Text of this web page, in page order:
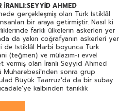
İRANLI:SEYYİD AHMED
gerçekleşmiş olan Türk İstiklâl
bir araya getirmiştir. Nasıl ki
farklı ülkelerin askerleri yer
da yakın coğrafyanın askerleri yer
de İstiklâl Harbi boyunca Türk
(teğmen) ve mülazım-ı evvel
vermiş olan İranlı Seyyid Ahmed
Muharebesi'nden sonra grup
Büyük Taarruz'da da bir subay
kalbinden tanıklık
Harbi'nden sonra İran'a giderek